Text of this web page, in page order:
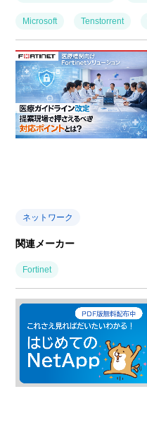
Microsoft Tenstorrent
ネットワーク
関連メーカー
Fortinet